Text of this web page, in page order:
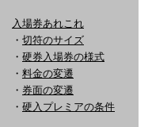
入場券あれこれ
・ 切符のサイズ
・ 硬券入場券の様式
・ 料金の変遷
・ 券面の変遷
・ 硬入プレミアの条件